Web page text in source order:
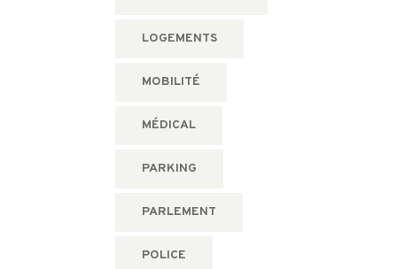
LOGEMENTS
MOBILITÉ
MÉDICAL
PARKING
PARLEMENT
POLICE